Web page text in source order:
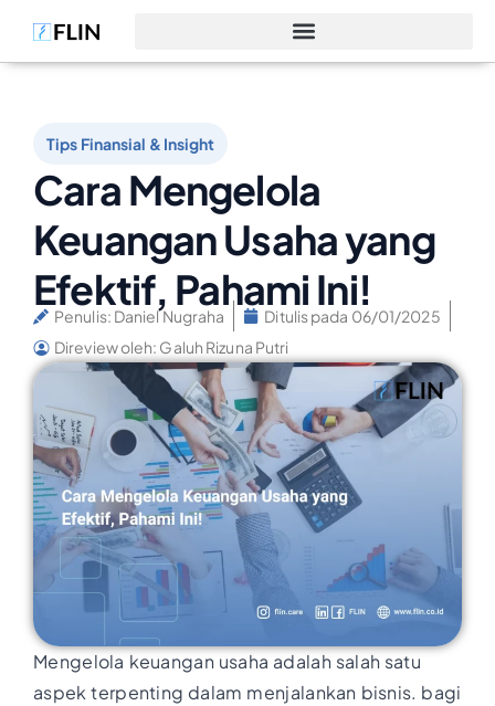
Tips Finansial & Insight
Cara Mengelola
Keuangan Usaha yang
Efektif, Pahami Ini!
Penulis: Daniel Nugraha Ditulis pada 06/01/2025
Direview oleh: Galuh Rizuna Putri
Mengelola keuangan usaha adalah salah satu
aspek terpenting dalam menjalankan bisnis. bagi